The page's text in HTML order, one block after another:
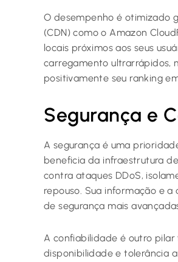
O desempenho é otimizado
(CDN) como o Amazon
locais próximos aos seus
carregamento ultrarrápidos,
positivamente seu ranking
Segurança e
A segurança é uma
beneficia da infraestrutura
contra ataques DDoS,
repouso. Sua informação e
de segurança mais
A confiabilidade é outro
disponibilidade e tolerância